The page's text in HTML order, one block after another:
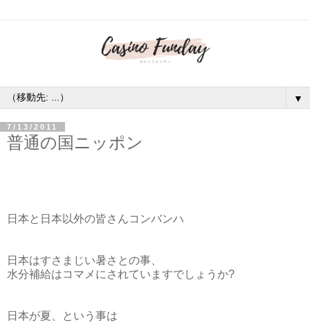
▼
7/13/2011
普通の国ニッポン
日本と日本以外の皆さんコンバンハ
日本はすさまじい暑さとの事、
水分補給はコマメにされていますでしょうか?
日本が夏、という事は